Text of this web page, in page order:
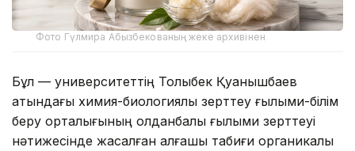
Фото Гүлмира Абызбекованың жеке архивінен
Бұл — университеттің Толыбек Қуанышбаев
атындағы химия-биологиялық зерттеу ғылыми-білім
беру орталығының қолданбалы ғылыми зерттеуі
нәтижесінде жасалған алғашқы табиғи органикалық